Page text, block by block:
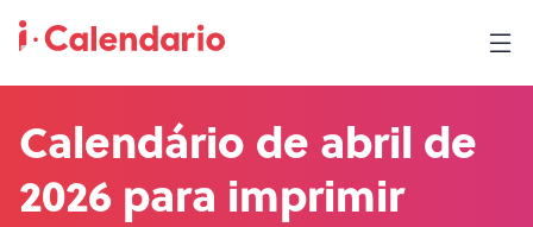
Calendário de abril de
2026 para imprimir